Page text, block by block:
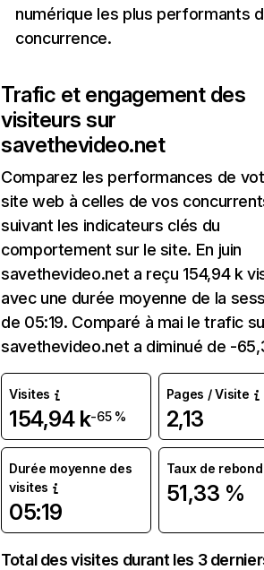
numérique les plus performants
concurrence.
Trafic et engagement des
visiteurs sur
savethevideo.net
Comparez les performances de
site web à celles de vos
suivant les indicateurs clés du
comportement sur le site. En juin
savethevideo.net a reçu 154,94 k
avec une durée moyenne de la
de 05:19. Comparé à mai le trafic
savethevideo.net a diminué de -
Visites
154,94 k-65 %
Pages / Visite
2,13
Durée moyenne des
visites
05:19
Taux de rebond
51,33 %
Total des visites durant les 3